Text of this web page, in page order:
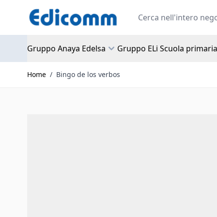
Search
Gruppo Anaya Edelsa Gruppo ELi Scuola primaria
Home / Bingo de los verbos